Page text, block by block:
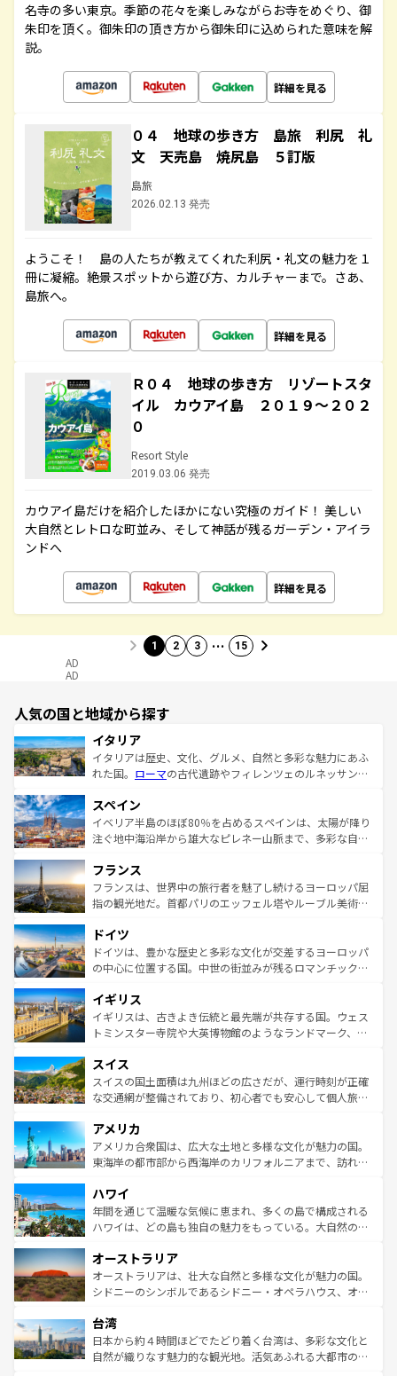
名寺の多い東京。季節の花々を楽しみながらお寺をめぐり、御
朱印を頂く。御朱印の頂き方から御朱印に込められた意味を解
説。
詳細を見る
０４ 地球の歩き方 島旅 利尻 礼
文 天売島 焼尻島 ５訂版
島旅
2026.02.13 発売
ようこそ！ 島の人たちが教えてくれた利尻・礼文の魅力を１
冊に凝縮。絶景スポットから遊び方、カルチャーまで。さあ、
島旅へ。
詳細を見る
Ｒ０４ 地球の歩き方 リゾートスタ
イル カウアイ島 ２０１９～２０２
０
Resort Style
2019.03.06 発売
カウアイ島だけを紹介したほかにない究極のガイド！ 美しい
大自然とレトロな町並み、そして神話が残るガーデン・アイラ
ンドへ
詳細を見る
1 2 3 … 15
AD
AD
人気の国と地域から探す
イタリア
イタリアは歴史、文化、グルメ、自然と多彩な魅力にあふ
れた国。 ローマの古代遺跡やフィレンツェのルネッサンス
ろん、トスカーナの美しい田園風景やアマルフィ海岸の絶
景など、自然景観も見逃せない。観光の合間には、本場の
ピザやパスタなど、絶品のイタリア料理を堪能することも
ませてくれるイタリアで、忘れられない旅をしてみよう！
なお、新着のイタリア情報はコンテンツ一覧 を参照してほ
しい。
スペイン
イベリア半島のほぼ80％を占めるスペインは、太陽が降り
注ぐ地中海沿岸から雄大なピレネー山脈まで、多彩な自然
文化が根付くこの国では、情熱的なフラメンコ、熱気あふ
れる闘牛、そして美味しいタパスが生活の一部となってい
る。首都マドリードの洗練された雰囲気や、バルセロナの
の城塞都市、穏やかなビーチリゾートまで多彩な表情を見
せる。地方によって風土や気候が異なるスペインはその個
性で訪れる人を魅了する。 なお、新着のスペイン情報はコ
フランス
フランスは、世界中の旅行者を魅了し続けるヨーロッパ屈
指の観光地だ。首都パリのエッフェル塔やルーブル美術館
で、幅広い魅力が詰まっている。華麗な宮殿、歴史的な大
聖堂、美しいビーチ、そして豊かな自然が、訪れる者を心
から魅了する。また、フランスは美食の国としても知ら
いる。シャンパンの発祥地であるランス、プロヴァンスの
香り高いラベンダー畑など、多彩な楽しみ方が可能だ。さ
らに、パリ以外の地域にも魅力が溢れており、どの街角に
れる地方に足を運ぶとそれぞれで全く異なる文化を体験で
きるだろう。 なお、新着のフランス情報はコンテンツ一覧
を参照してほしい。
ドイツ
ドイツは、豊かな歴史と多彩な文化が交差するヨーロッパ
の中心に位置する国。中世の街並みが残るロマンチック街
顔を持つこの国は、どこを歩いても飽きることがない。ベ
ルリンの文化的活気、バイエルン州のアルプスの絶景、そ
してライン川沿いのワイン畑といった風景は必見。ビール
は、お酒好きな人にはぜひ体験してほしい。 なお、新着の
ドイツ情報はコンテンツ一覧を参照してほしい。
イギリス
イギリスは、古きよき伝統と最先端が共存する国。ウェス
トミンスター寺院や大英博物館のようなランドマーク、歴
リアごとに異なる魅力がある。また、優雅なアフタヌーン
ティー、ビール好きにはたまらない英国パブ、サッカー観
戦など、本場だからこそできる体験も豊富。イギリスを旅
ンツ一覧を参照してほしい。
スイス
スイスの国土面積は九州ほどの広さだが、運行時刻が正確
な交通網が整備されており、初心者でも安心して個人旅行
の建物がそのまま残る町や、スイスならではのユニークな
博物館もあり、アルプス観光だけでなく町歩きも満喫する
ことができる。国民の所得が高いため物価も高いが、旅行
ば市内交通費無料で観光を楽しむこともできる。 なお、新
着のスイス情報はコンテンツ一覧 を参照してほしい。
アメリカ
アメリカ合衆国は、広大な土地と多様な文化が魅力の国。
東海岸の都市部から西海岸のカリフォルニアまで、訪れる
のような巨大都市は、観光、ショッピング、エンターテイ
ンメントが詰まった刺激的なスポットだ。一方、アメリカ
西部には大自然が広がり、グランドキャニオンやイエロー
部のニューオーリンズでは、音楽と美食が融合した独特の
文化が魅力。旅行者はアメリカの各地域で異なる魅力を楽
しみながら、その多様性と豊かな歴史を感じることができ
ならではの贅沢な旅のスタイルだ。 なお、新着のアメリカ
情報はコンテンツ一覧を参照してほしい。
ハワイ
年間を通じて温暖な気候に恵まれ、多くの島で構成される
ハワイは、どの島も独自の魅力をもっている。大自然の神
ワイ島は見逃せない。また、定番の観光地といえばオアフ
島だが、静かな自然を求めるならマウイ島やカウアイ島が
おすすめ。エメラルドグリーンに輝く海をはじめ、豊かな
れるおもてなしの心で訪れる人々を迎えてくれるハワイの
人々、おいしいローカルフードやハワイアンミュージッ
ク、伝統的なフラダンスなど、すべてがハワイの魅力を彩
オーストラリア
オーストラリアは、壮大な自然と多様な文化が魅力の国。
シドニーのシンボルであるシドニー・オペラハウス、オー
リアリーフや大陸中央部にそびえるウルル（エアーズロッ
ク）、タスマニアの美しい原生林やケアンズの熱帯雨林な
ど、見どころがたくさん。また、カフェやワイン、オージ
台湾
日本から約４時間ほどでたどり着く台湾は、多彩な文化と
自然が織りなす魅力的な観光地。活気あふれる大都市の台